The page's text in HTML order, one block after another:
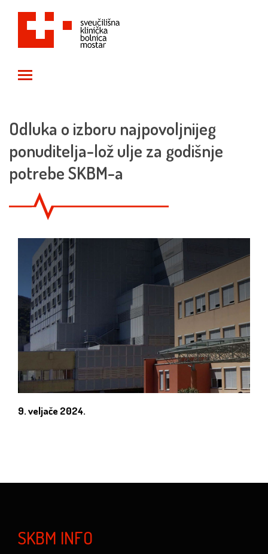
Odluka o izboru najpovoljnijeg
ponuditelja-lož ulje za godišnje
potrebe SKBM-a
9. veljače 2024.
SKBM INFO